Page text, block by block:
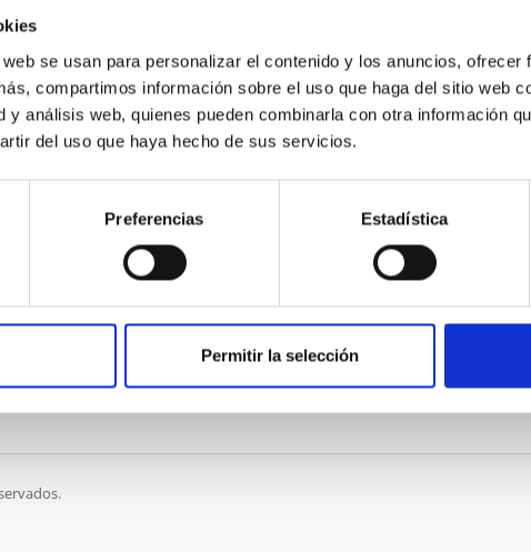
se usan para personalizar el contenido y los anuncios, ofrecer
compartimos información sobre el uso que haga del sitio web
y análisis web, quienes pueden combinarla con otra información
del uso que haya hecho de sus servicios.
Preferencias Estadística
Permitir la selección
Introduzca el código que aparece a